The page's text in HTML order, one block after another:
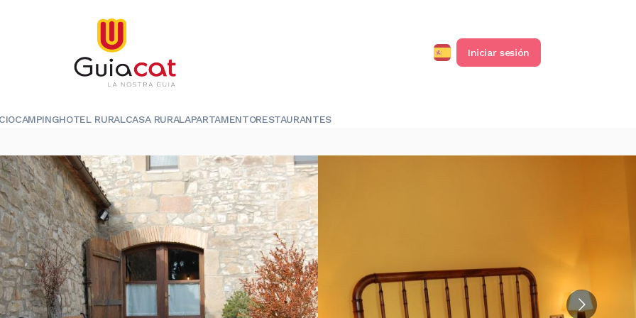
Iniciar sesión
CAMPINGHOTEL RURALCASA RURALAPARTAMENTORESTAURANTES